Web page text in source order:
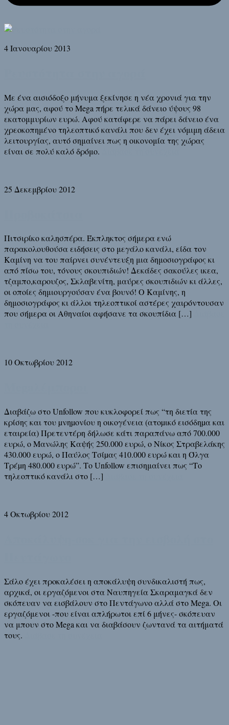
4 Ιανουαρίου 2013
Με ένα αισιόδοξο μήνυμα ξεκίνησε η νέα χρονιά για την
χώρα μας, αφού το Mega πήρε τελικά δάνειο ύψους 98
εκατομμυρίων ευρώ. Αφού κατάφερε να πάρει δάνειο ένα
χρεοκοπημένο τηλεοπτικό κανάλι που δεν έχει νόμιμη άδεια
λειτουργίας, αυτό σημαίνει πως η οικονομία της χώρας
είναι σε πολύ καλό δρόμο.
25 Δεκεμβρίου 2012
Πιτσιρίκο καλησπέρα. Έκπληκτος σήμερα ενώ
παρακολουθούσα ειδήσεις στο μεγάλο κανάλι, είδα τον
Καμίνη να του παίρνει συνέντευξη μια δημοσιογράφος κι
από πίσω του, τόνους σκουπιδιών! Δεκάδες σακούλες ικεα,
τζαμπο,καρουζος, Σκλαβενίτη, μαύρες σκουπιδιών κι άλλες,
οι οποίες δημιουργούσαν ένα βουνό! Ο Καμίνης, η
δημοσιογράφος κι άλλοι τηλεοπτικοί αστέρες χαιρόντουσαν
που σήμερα οι Αθηναίοι αφήσανε τα σκουπίδια […]
10 Οκτωβρίου 2012
Διαβάζω στο Unfollow που κυκλοφορεί πως “τη διετία της
κρίσης και του µνηµονίου η οικογένεια (ατοµικό εισόδηµα και
εταιρεία) Πρετεντέρη δήλωσε κάτι παραπάνω από 700.000
ευρώ, ο Μανώλης Καψής 250.000 ευρώ, ο Νίκος Στραβελάκης
430.000 ευρώ, ο Παύλος Τσίµας 410.000 ευρώ και η Όλγα
Τρέµη 480.000 ευρώ”. Το Unfollow επισημαίνει πως “Το
τηλεοπτικό κανάλι στο […]
4 Οκτωβρίου 2012
Σάλο έχει προκαλέσει η αποκάλυψη συνδικαλιστή πως,
αρχικά, οι εργαζόμενοι στα Ναυπηγεία Σκαραμαγκά δεν
σκόπευαν να εισβάλουν στο Πεντάγωνο αλλά στο Mega. Οι
εργαζόμενοι -που είναι απλήρωτοι επί 6 μήνες- σκόπευαν
να μπουν στο Mega και να διαβάσουν ζωντανά τα αιτήματά
τους.